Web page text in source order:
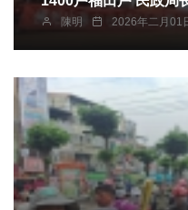
陳明 2026年二月01